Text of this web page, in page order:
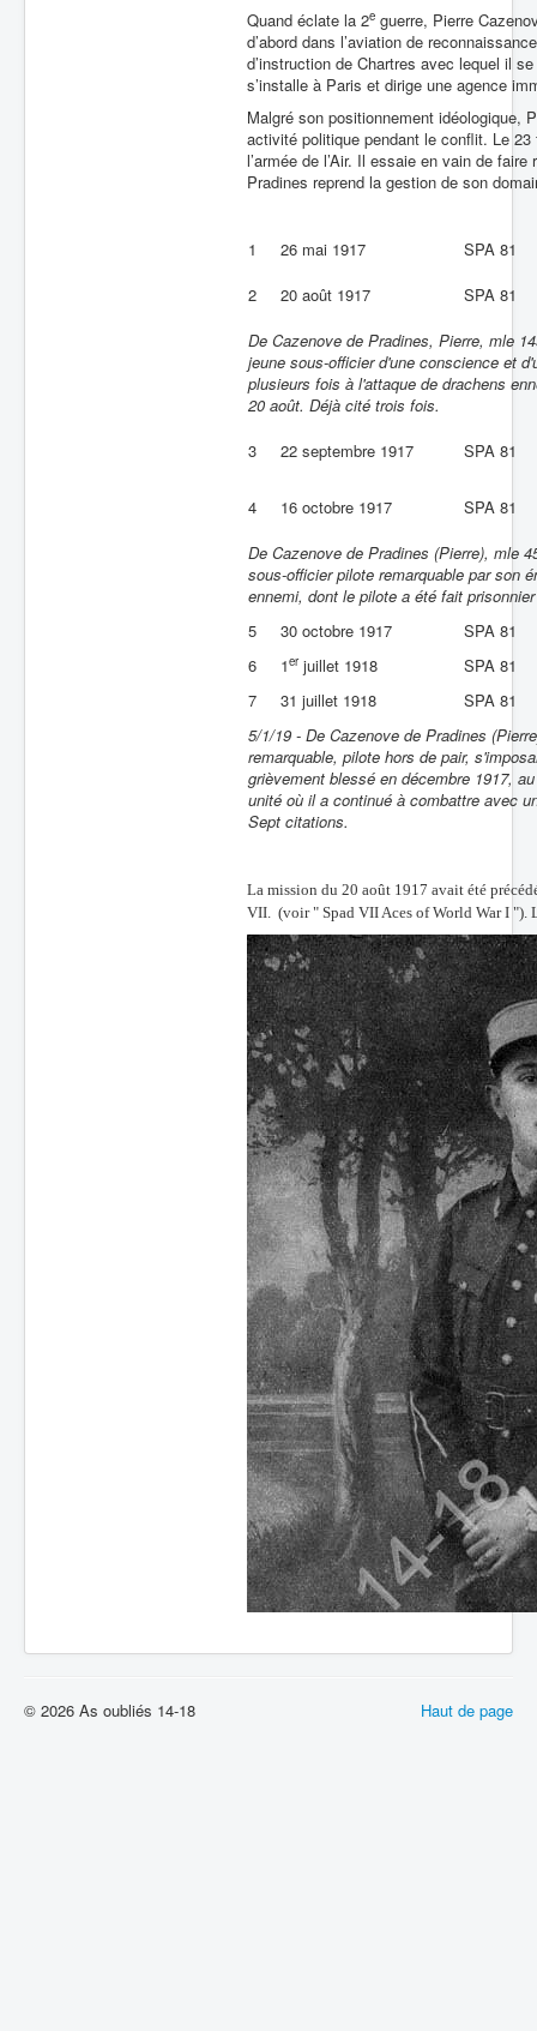
Quand éclate la 2e guerre, Pierre
d’abord dans l’aviation de
d’instruction de Chartres avec lequel il
s’installe à Paris et dirige une agence
Malgré son positionnement idéologique,
activité politique pendant le conflit. Le
l’armée de l’Air. Il essaie en vain de
Pradines reprend la gestion de son
1 26 mai 1917
SPA 81
2
20 août 1917
SPA 81
De Cazenove de Pradines, Pierre, mle
jeune sous-officier d'une conscience et
plusieurs fois à l'attaque de drachens
20 août. Déjà cité trois fois.
3
22 septembre 1917 SPA 81
4 16 octobre 1917
SPA 81
De Cazenove de Pradines (Pierre), mle
sous-officier pilote remarquable par son
ennemi, dont le pilote a été fait
5
30 octobre 1917
SPA 81
6
1er juillet 1918
SPA 81
7
31 juillet 1918
SPA 81
5/1/19 - De Cazenove de Pradines
remarquable, pilote hors de pair,
grièvement blessé en décembre 1917,
unité où il a continué à combattre avec
Sept citations.
La mission du 20 août 1917 avait été
VII. (voir " Spad VII Aces of World War I ").
Haut de page
© 2026 As oubliés 14-18